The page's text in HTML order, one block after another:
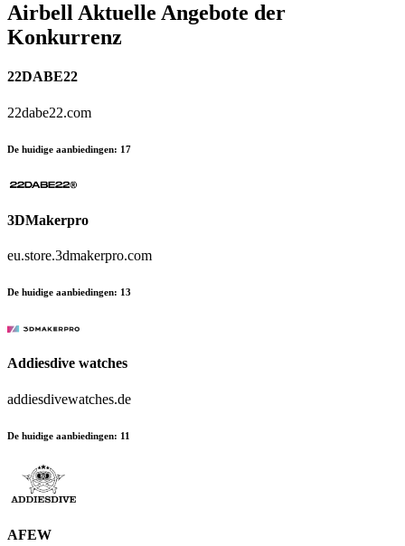
Airbell Aktuelle Angebote der
Konkurrenz
22DABE22
22dabe22.com
De huidige aanbiedingen: 17
3DMakerpro
eu.store.3dmakerpro.com
De huidige aanbiedingen: 13
Addiesdive watches
addiesdivewatches.de
De huidige aanbiedingen: 11
AFEW